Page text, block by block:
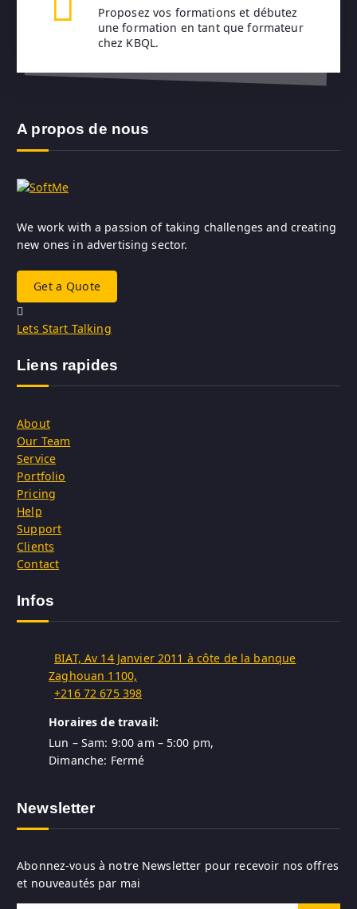
Proposez vos formations et débutez
une formation en tant que formateur
chez KBQL.
A propos de nous
We work with a passion of taking challenges and creating
new ones in advertising sector.
Get a Quote
Lets Start Talking
Liens rapides
About
Our Team
Service
Portfolio
Pricing
Help
Support
Clients
Contact
Infos
BIAT, Av 14 Janvier 2011 à côte de la banque
Zaghouan 1100,
+216 72 675 398
Horaires de travail:
Lun – Sam: 9:00 am – 5:00 pm,
Dimanche: Fermé
Newsletter
Abonnez-vous à notre Newsletter pour recevoir nos offres
et nouveautés par mai